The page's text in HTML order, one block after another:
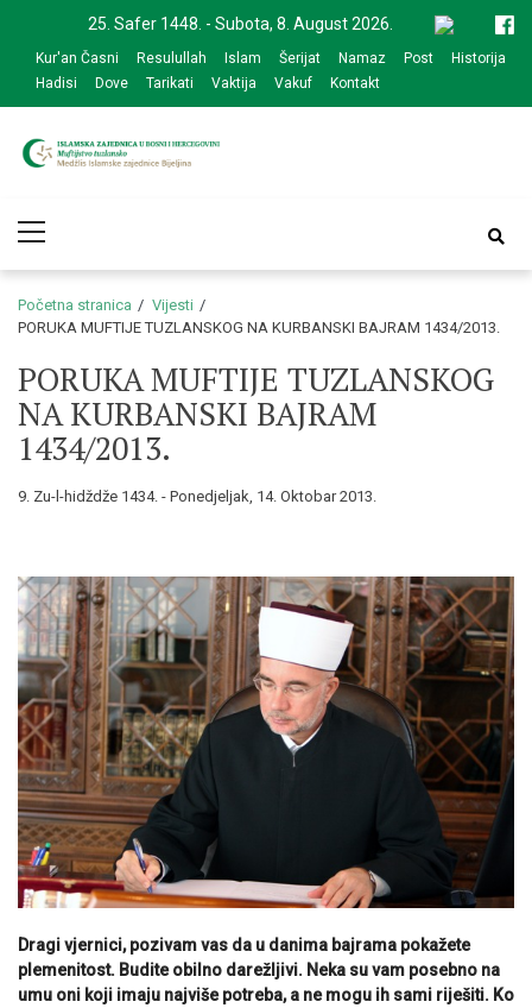
navigation
content
25. Safer 1448. - Subota, 8. August 2026.
Kur'an Časni Resulullah Islam Šerijat Namaz Post
Historija
Hadisi
Dove Tarikati Vaktija Vakuf Kontakt
zajednice Bijeljina
Menu
Početna stranica
Vijesti
PORUKA MUFTIJE TUZLANSKOG NA KURBANSKI BAJRAM 1434/2013.
PORUKA MUFTIJE TUZLANSKOG
NA KURBANSKI BAJRAM
1434/2013.
9. Zu-l-hidždže 1434. - Ponedjeljak, 14. Oktobar 2013.
Dragi vjernici, pozivam vas da u danima bajrama pokažete
plemenitost. Budite obilno darežljivi. Neka su vam posebno na
umu oni koji imaju najviše potreba, a ne mogu ih sami riješiti. Ko